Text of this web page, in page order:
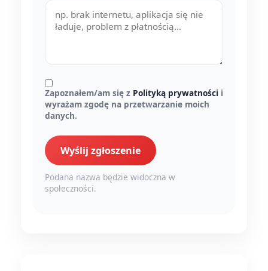
Zapoznałem/am się z Polityką prywatności i
wyrażam zgodę na przetwarzanie moich
danych.
Wyślij zgłoszenie
Podana nazwa będzie widoczna w
społeczności.